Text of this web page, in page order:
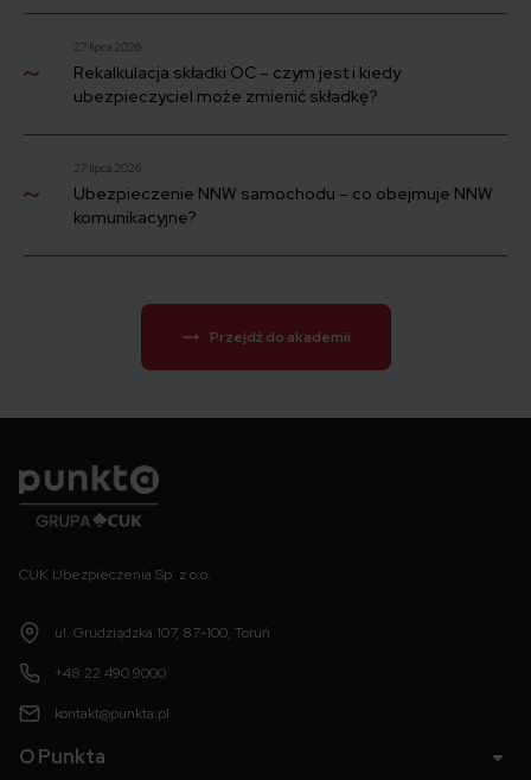
27 lipca 2026
Rekalkulacja składki OC – czym jest i kiedy
ubezpieczyciel może zmienić składkę?
27 lipca 2026
Ubezpieczenie NNW samochodu – co obejmuje NNW
komunikacyjne?
Przejdź do akademii
CUK Ubezpieczenia Sp. z o.o.
ul. Grudziądzka 107, 87-100, Toruń
+48 22 490 9000
kontakt@punkta.pl
O Punkta